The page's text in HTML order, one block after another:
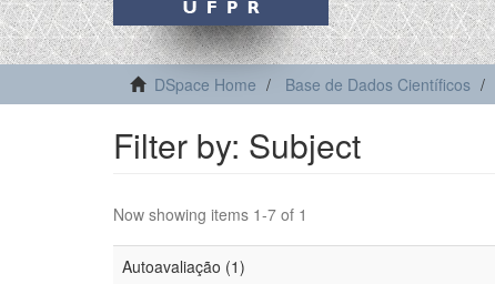
DSpace Home Base de Dados Científicos
Filter by: Subject
Now showing items 1-7 of 1
Autoavaliação (1)